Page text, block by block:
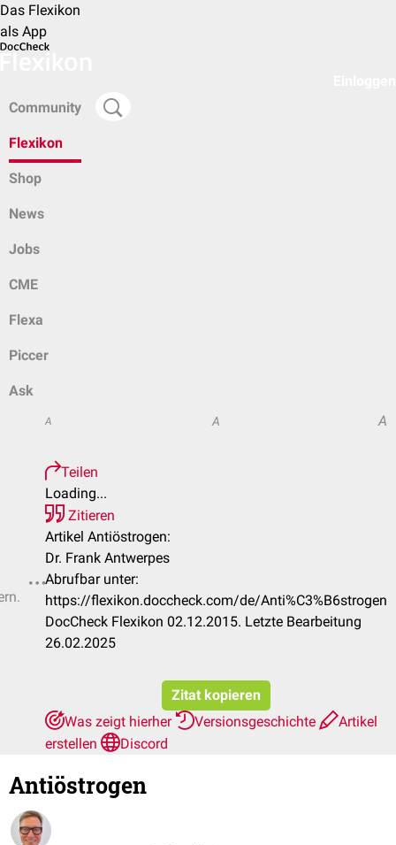
Das Flexikon
als App
Community
Flexikon
Shop
News
Jobs
CME
Flexa
Piccer
Ask
A A A
Teilen
Loading...
Zitieren
Artikel Antiöstrogen:
Dr. Frank Antwerpes
Abrufbar unter:
https://flexikon.doccheck.com/de/Anti%C3%B6strogen
DocCheck Flexikon 02.12.2015. Letzte Bearbeitung
26.02.2025
Zitat kopieren
Was zeigt hierher
Versionsgeschichte
Artikel
erstellen
Discord
Antiöstrogen